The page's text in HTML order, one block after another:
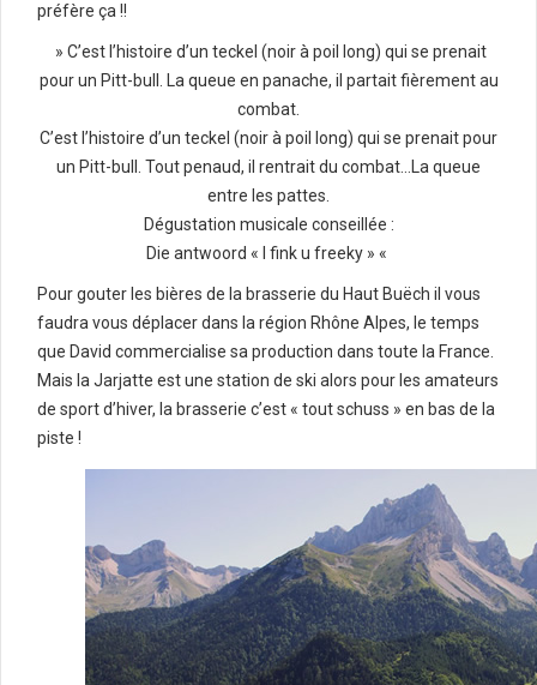
préfère ça !!
» C’est l’histoire d’un teckel (noir à poil long) qui se prenait
pour un Pitt-bull. La queue en panache, il partait fièrement au
combat.
C’est l’histoire d’un teckel (noir à poil long) qui se prenait pour
un Pitt-bull. Tout penaud, il rentrait du combat…La queue
entre les pattes.
Dégustation musicale conseillée :
Die antwoord « I fink u freeky » «
Pour gouter les bières de la brasserie du Haut Buëch il vous
faudra vous déplacer dans la région Rhône Alpes, le temps
que David commercialise sa production dans toute la France.
Mais la Jarjatte est une station de ski alors pour les amateurs
de sport d’hiver, la brasserie c’est « tout schuss » en bas de la
piste !